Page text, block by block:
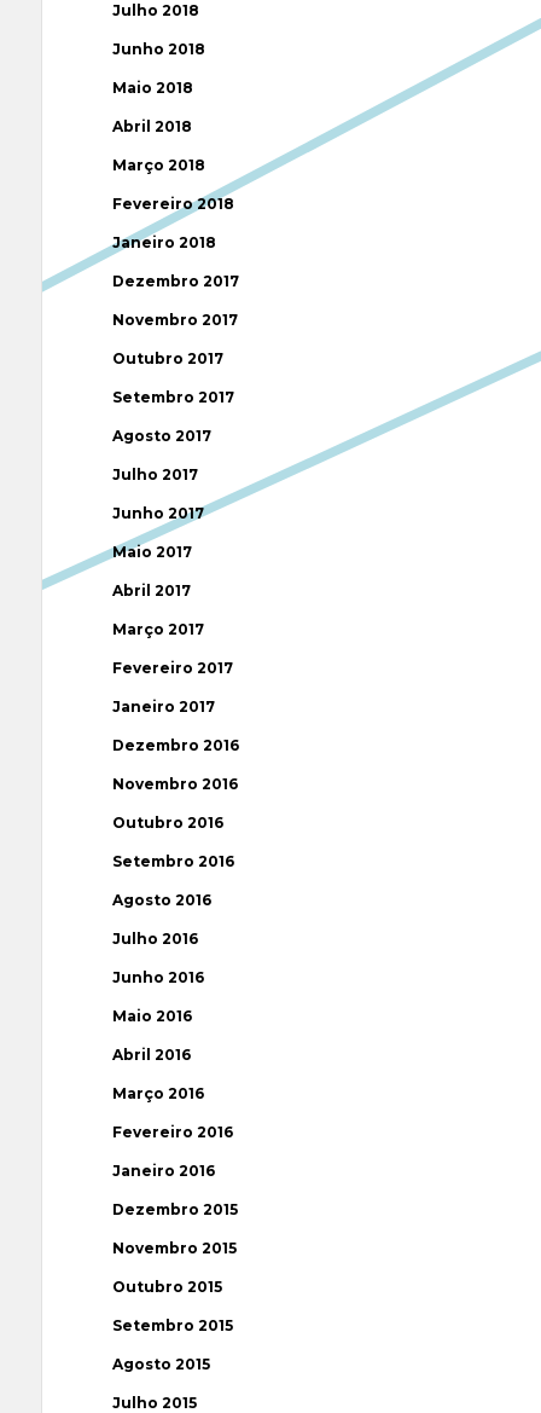
Julho 2018
Junho 2018
Maio 2018
Abril 2018
Março 2018
Fevereiro 2018
Janeiro 2018
Dezembro 2017
Novembro 2017
Outubro 2017
Setembro 2017
Agosto 2017
Julho 2017
Junho 2017
Maio 2017
Abril 2017
Março 2017
Fevereiro 2017
Janeiro 2017
Dezembro 2016
Novembro 2016
Outubro 2016
Setembro 2016
Agosto 2016
Julho 2016
Junho 2016
Maio 2016
Abril 2016
Março 2016
Fevereiro 2016
Janeiro 2016
Dezembro 2015
Novembro 2015
Outubro 2015
Setembro 2015
Agosto 2015
Julho 2015